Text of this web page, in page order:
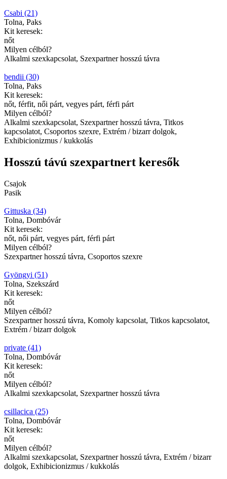
Csabi (21)
Tolna, Paks
Kit keresek:
nőt
Milyen célból?
Alkalmi szexkapcsolat, Szexpartner hosszú távra
bendii (30)
Tolna, Paks
Kit keresek:
nőt, férfit, női párt, vegyes párt, férfi párt
Milyen célból?
Alkalmi szexkapcsolat, Szexpartner hosszú távra, Titkos
kapcsolatot, Csoportos szexre, Extrém / bizarr dolgok,
Exhibicionizmus / kukkolás
Hosszú távú szexpartnert keresők
Csajok
Pasik
Gittuska (34)
Tolna, Dombóvár
Kit keresek:
nőt, női párt, vegyes párt, férfi párt
Milyen célból?
Szexpartner hosszú távra, Csoportos szexre
Gyöngyi (51)
Tolna, Szekszárd
Kit keresek:
nőt
Milyen célból?
Szexpartner hosszú távra, Komoly kapcsolat, Titkos kapcsolatot,
Extrém / bizarr dolgok
private (41)
Tolna, Dombóvár
Kit keresek:
nőt
Milyen célból?
Alkalmi szexkapcsolat, Szexpartner hosszú távra
csillacica (25)
Tolna, Dombóvár
Kit keresek:
nőt
Milyen célból?
Alkalmi szexkapcsolat, Szexpartner hosszú távra, Extrém / bizarr
dolgok, Exhibicionizmus / kukkolás